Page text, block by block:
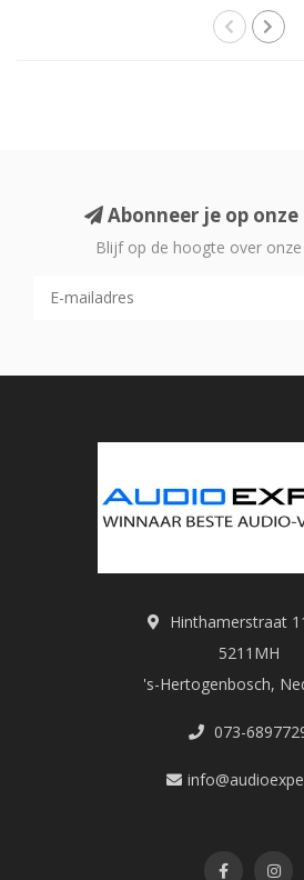
Abonneer je op
Blijf op de hoogte over
Hinthamerstraat
5211MH
's-Hertogenbosch,
073-